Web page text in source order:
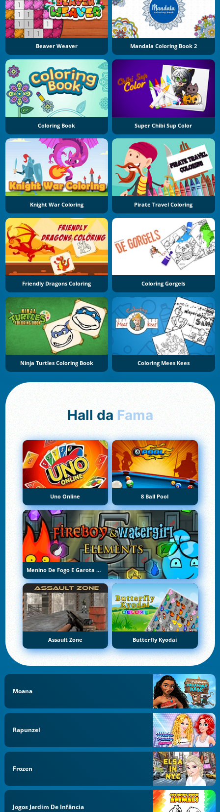
Beaver Weaver Mandala Coloring Book 2
Coloring Book Super Chibi Sup Color
Knight War Coloring Pirate Travel Coloring
Friendly Dragons Coloring Coloring Gorgels
Ninja Turtles Coloring Book Coloring Mees Kees
Hall da Fama
Uno Online 8 Ball Pool
Menino De Fogo E Garota De Água 5: Elementos
Assault Zone Butterfly Kyodai
Moana
Rapunzel
Frozen
Jogos Jardim De Infância